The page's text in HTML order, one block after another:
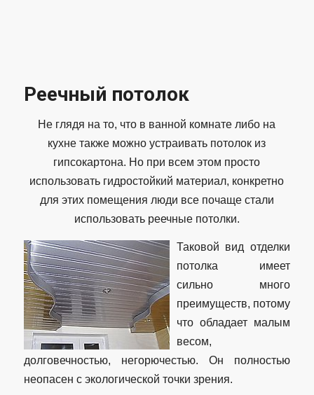
Реечный потолок
Не глядя на то, что в ванной комнате либо на
кухне также можно устраивать потолок из
гипсокартона. Но при всем этом просто
использовать гидростойкий материал, конкретно
для этих помещения люди все почаще стали
использовать реечные потолки.
Таковой вид отделки
потолка имеет
сильно много
преимуществ, потому
что обладает малым
весом,
долговечностью, негорючестью. Он полностью
неопасен с экологической точки зрения.